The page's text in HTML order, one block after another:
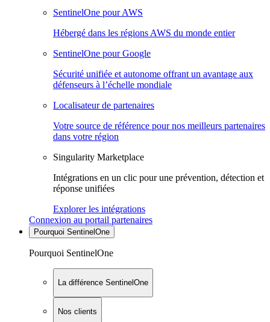
SentinelOne pour AWS
Hébergé dans les régions AWS du monde entier
SentinelOne pour Google
Sécurité unifiée et autonome offrant un avantage aux
défenseurs à l’échelle mondiale
Localisateur de partenaires
Votre source de référence pour nos meilleurs partenaires
dans votre région
Singularity Marketplace
Intégrations en un clic pour une prévention, détection et
réponse unifiées
Explorer les intégrations
Connexion au portail partenaires
Pourquoi SentinelOne
Pourquoi SentinelOne
La différence SentinelOne
Nos clients